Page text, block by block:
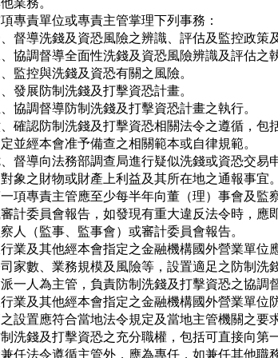
業務。
專責單位或專責主管掌理下列事務：
督導洗錢及資恐風險之辨識、評估及監控政策
協調督導全面性洗錢及資恐風險辨識及評估之
監控與洗錢及資恐有關之風險。
發展防制洗錢及打擊資恐計畫。
協調督導防制洗錢及打擊資恐計畫之執行。
確認防制洗錢及打擊資恐相關法令之遵循，包
定並經本會准予備查之相關範本或自律規範。
督導向法務部調查局進行疑似洗錢或資恐交易
對象之財物或財產上利益及其所在地之通報事宜。
項專責主管應至少每半年向董（理）事會及監
計委員會報告，如發現有重大違反法令時，應
人（監事、監事會）或審計委員會報告。
業及其他經本會指定之金融機構國外營業單位
家數、業務規模及風險等，設置適足之防制洗
一人為主管，負責防制洗錢及打擊資恐之協調
業及其他經本會指定之金融機構國外營業單位
設置應符合當地法令規定及當地主管機關之要
洗錢及打擊資恐之充分職權，包括可直接向第
任法令遵循主管外，應為專任，如兼任其他職